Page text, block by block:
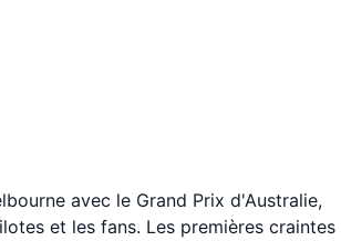
avec le Grand Prix d'Australie,
et les fans. Les premières craintes